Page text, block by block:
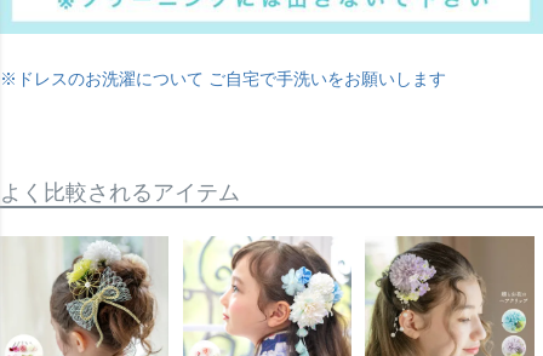
※ドレスのお洗濯について ご自宅で手洗いをお願いします
よく比較されるアイテム